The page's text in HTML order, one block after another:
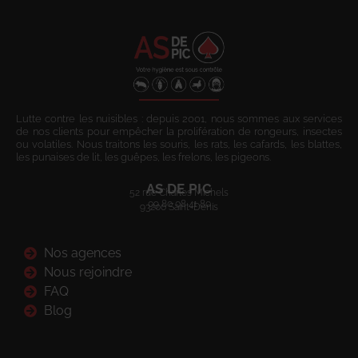
Lutte contre les nuisibles : depuis 2001, nous sommes aux services
de nos clients pour empêcher la prolifération de rongeurs, insectes
ou volatiles. Nous traitons les souris, les rats, les cafards, les blattes,
les punaises de lit, les guêpes, les frelons, les pigeons.
AS DE PIC
52 rue Charles Michels
93200 Saint-Denis
09 80 08 41 80
Nos agences
Nous rejoindre
FAQ
Blog